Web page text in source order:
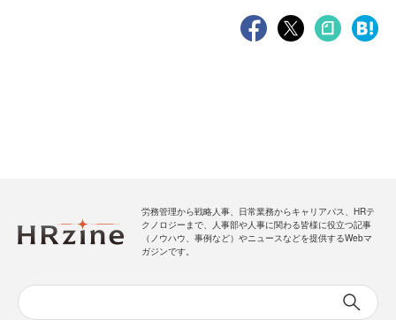
労務管理から戦略人事、日常業務からキャリアパス、HRテ
クノロジーまで、人事部や人事に関わる皆様に役立つ記事
（ノウハウ、事例など）やニュースなどを提供するWebマ
ガジンです。